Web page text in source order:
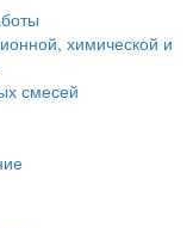
химической и
смесей